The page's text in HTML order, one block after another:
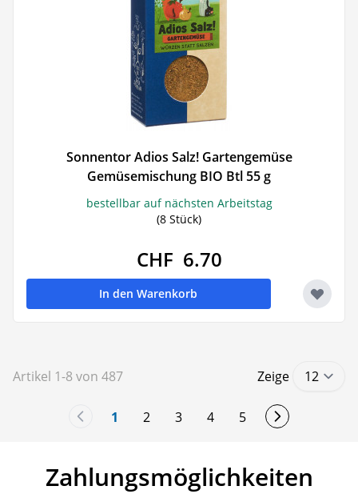
Sonnentor Adios Salz! Gartengemüse
Gemüsemischung BIO Btl 55 g
bestellbar auf nächsten Arbeitstag
(8 Stück)
CHF 6.70
In den Warenkorb
Artikel 1-8von 487
You're currently reading page
1 Seite
2 Seite
3 Seite
4 Seite
5
Zeige
Zahlungsmöglichkeiten